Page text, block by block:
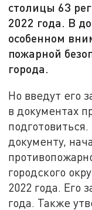
столицы 63
2022 года. В
особенном
пожарной
города.
Но введут его
в документах
документу,
городского
2022 года. Его
года. Также